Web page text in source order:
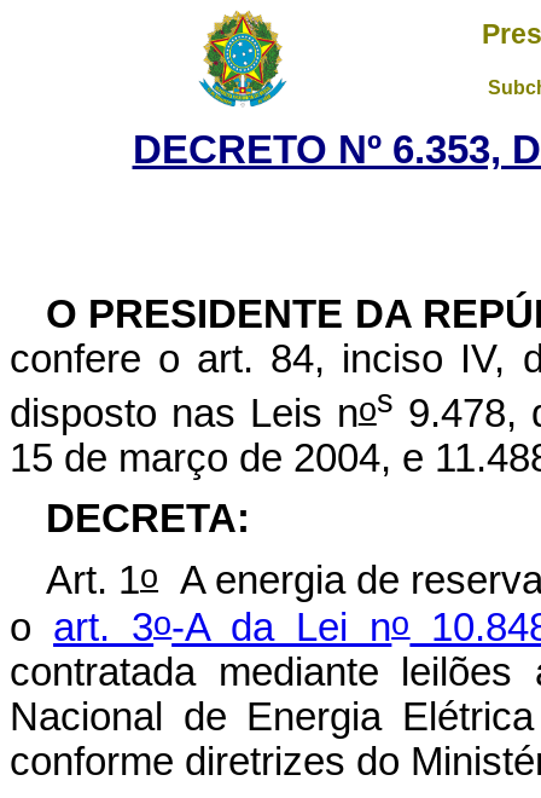
DECRETO Nº 6.353,
O PRESIDENTE DA
confere o art. 84, inciso IV,
disposto nas Leis nos 9.478,
15 de março de 2004, e
DECRETA:
Art. 1o
A energia de
o art. 3o-A da Lei no
contratada mediante
Nacional de Energia
conforme diretrizes do